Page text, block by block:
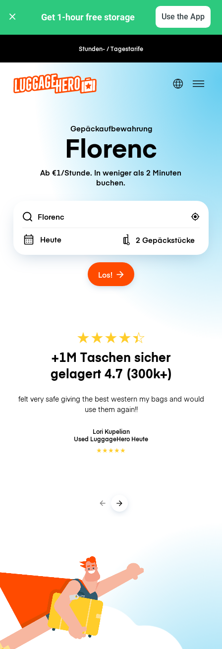
Get 1-hour free storage Use the App
Stunden- / TagestarifeFlexible Buchung
Gepäckaufbewahrung
Florenc
Ab €1/Stunde. In weniger als 2 Minuten
buchen.
Location
Heute Number of bags
2 Gepäckstücke
Los!
★★★★☆
★
+1M Taschen sicher
gelagert 4.7 (300k+)
felt very safe giving the best western my bags and would
use them again!!
Lori Kupelian
Used LuggageHero Heute
★★★★★